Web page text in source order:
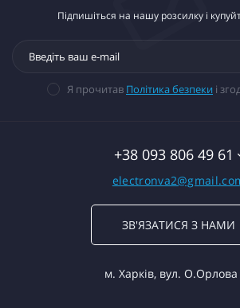
Підпишіться на нашу розсилку і
Я прочитав Політика безпеки і
+38 093 806 49 61
ЗВ'ЯЗАТИСЯ З НАМИ
м. Харків, вул. О.Орлова